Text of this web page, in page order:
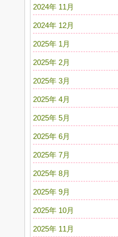
2024年 11月
2024年 12月
2025年 1月
2025年 2月
2025年 3月
2025年 4月
2025年 5月
2025年 6月
2025年 7月
2025年 8月
2025年 9月
2025年 10月
2025年 11月